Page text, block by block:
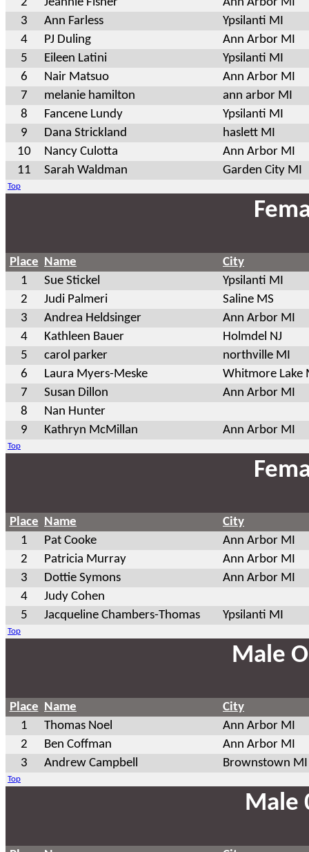
3
Ann Farless
Ypsilanti MI
4
PJ Duling
Ann Arbor MI
5
Eileen Latini
Ypsilanti MI
6
Nair Matsuo
Ann Arbor MI
7
melanie hamilton
ann arbor MI
8
Fancene Lundy
Ypsilanti MI
9
Dana Strickland
haslett MI
10
Nancy Culotta
Ann Arbor MI
11
Sarah Waldman Garden City MI
Top
Place Name
City
1
Sue Stickel
Ypsilanti MI
2
Judi Palmeri
Saline MS
3
Andrea Heldsinger
Ann Arbor MI
4
Kathleen Bauer
Holmdel NJ
5
carol parker
northville MI
6
Laura Myers-Meske
Whitmore Lake
7
Susan Dillon
Ann Arbor MI
8
Nan Hunter
9
Kathryn McMillan Ann Arbor MI
Top
Place Name
City
1
Pat Cooke
Ann Arbor MI
2
Patricia Murray
Ann Arbor MI
3
Dottie Symons
Ann Arbor MI
4
Judy Cohen
5
Jacqueline Chambers-Thomas Ypsilanti MI
Top
Male
Place Name
City
1
Thomas Noel
Ann Arbor MI
2
Ben Coffman
Ann Arbor MI
3
Andrew Campbell Brownstown MI
Top
Male